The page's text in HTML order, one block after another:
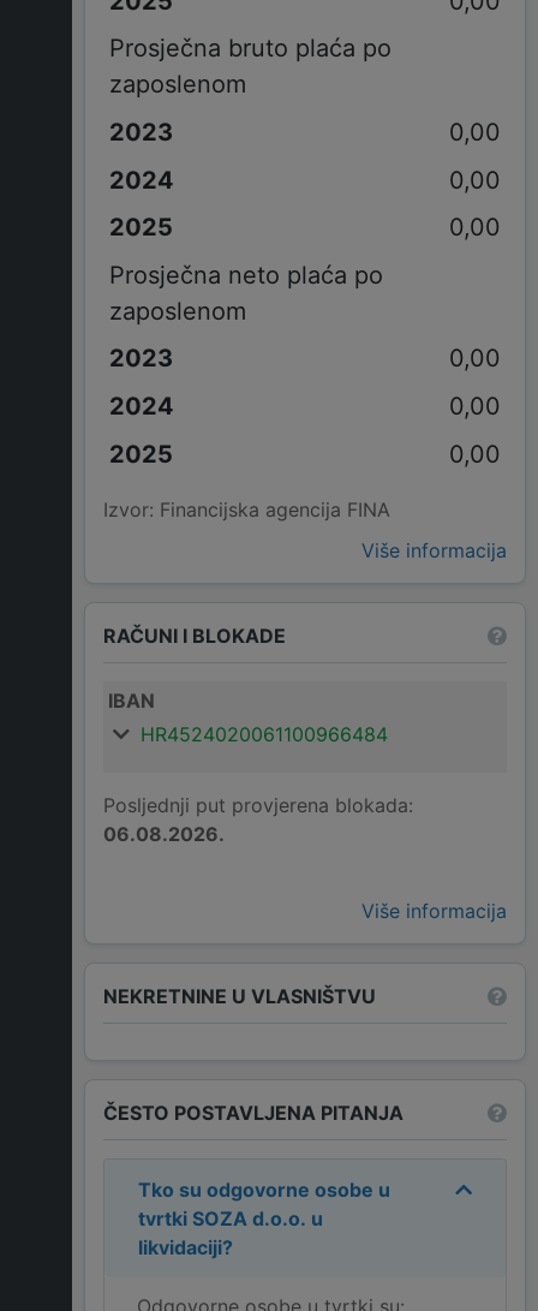
Prosječna bruto plaća po
zaposlenom
0,00
0,00
0,00
Prosječna neto plaća po
zaposlenom
0,00
0,00
0,00
Izvor: Financijska agencija FINA
Više informacija
RAČUNI I BLOKADE
IBAN
HR4524020061100966484
Posljednji put provjerena blokada:
06.08.2026.
Više informacija
NEKRETNINE U VLASNIŠTVU
ČESTO POSTAVLJENA PITANJA
Tko su odgovorne osobe u
tvrtki SOZA d.o.o. u
likvidaciji?